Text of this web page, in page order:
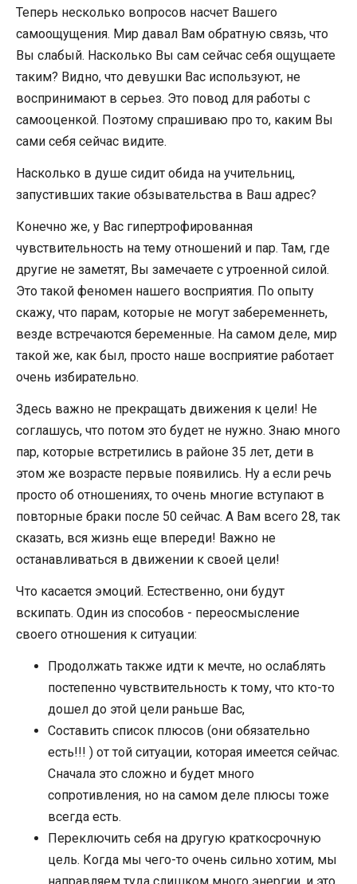
Теперь несколько вопросов насчет Вашего
самоощущения. Мир давал Вам обратную связь, что
Вы слабый. Насколько Вы сам сейчас себя ощущаете
таким? Видно, что девушки Вас используют, не
воспринимают в серьез. Это повод для работы с
самооценкой. Поэтому спрашиваю про то, каким Вы
сами себя сейчас видите.
Насколько в душе сидит обида на учительниц,
запустивших такие обзывательства в Ваш адрес?
Конечно же, у Вас гипертрофированная
чувствительность на тему отношений и пар. Там, где
другие не заметят, Вы замечаете с утроенной силой.
Это такой феномен нашего восприятия. По опыту
скажу, что парам, которые не могут забеременнеть,
везде встречаются беременные. На самом деле, мир
такой же, как был, просто наше восприятие работает
очень избирательно.
Здесь важно не прекращать движения к цели! Не
соглашусь, что потом это будет не нужно. Знаю много
пар, которые встретились в районе 35 лет, дети в
этом же возрасте первые появились. Ну а если речь
просто об отношениях, то очень многие вступают в
повторные браки после 50 сейчас. А Вам всего 28, так
сказать, вся жизнь еще впереди! Важно не
останавливаться в движении к своей цели!
Что касается эмоций. Естественно, они будут
вскипать. Один из способов - переосмысление
своего отношения к ситуации:
Продолжать также идти к мечте, но ослаблять
постепенно чувствительность к тому, что кто-то
дошел до этой цели раньше Вас,
Составить список плюсов (они обязательно
есть!!! ) от той ситуации, которая имеется сейчас.
Сначала это сложно и будет много
сопротивления, но на самом деле плюсы тоже
всегда есть.
Переключить себя на другую краткосрочную
цель. Когда мы чего-то очень сильно хотим, мы